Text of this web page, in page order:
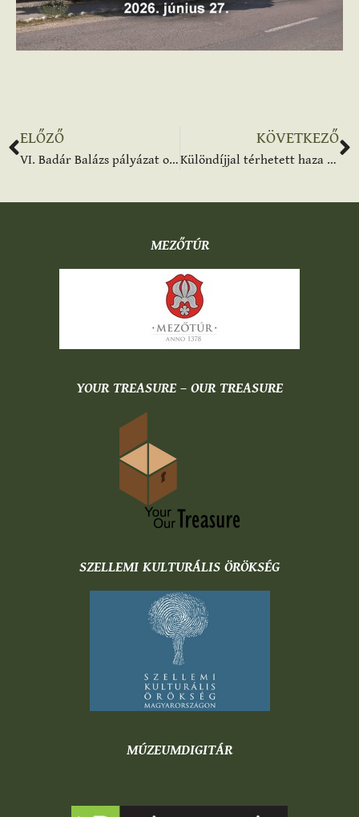
ELŐZŐ
VI. Badár Balázs pályázat online eredményhirdetés
KÖVETKEZŐ
Különdíjjal térhetett haza a túri keramikus az országos versenyről
MEZŐTÚR
YOUR TREASURE – OUR TREASURE
SZELLEMI KULTURÁLIS ÖRÖKSÉG
MÚZEUMDIGITÁR